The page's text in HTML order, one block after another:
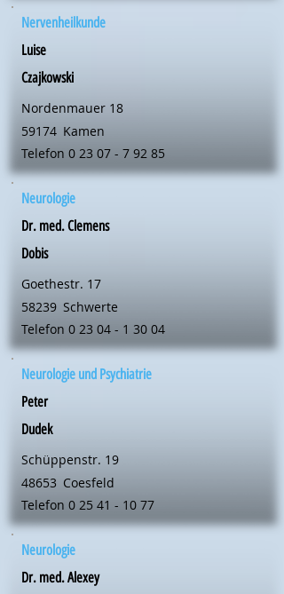
Nervenheilkunde
Luise
Czajkowski
Nordenmauer 18
59174 Kamen
Telefon 0 23 07 - 7 92 85
Neurologie
Dr. med. Clemens
Dobis
Goethestr. 17
58239 Schwerte
Telefon 0 23 04 - 1 30 04
Neurologie und Psychiatrie
Peter
Dudek
Schüppenstr. 19
48653 Coesfeld
Telefon 0 25 41 - 10 77
Neurologie
Dr. med. Alexey